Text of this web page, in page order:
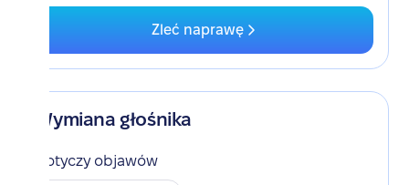
Zleć naprawę
Wymiana głośnika
Dotyczy objawów